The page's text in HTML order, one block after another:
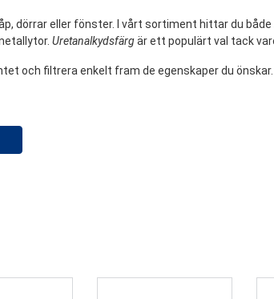
dörrar eller fönster. I vårt sortiment hittar du både
Uretanalkydsfärgär ett populärt val tack
och filtrera enkelt fram de egenskaper du önskar.